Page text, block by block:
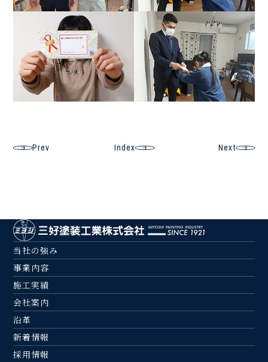
Prev Index Next
当社の強み
事業内容
施工実績
会社案内
沿革
新着情報
採用情報